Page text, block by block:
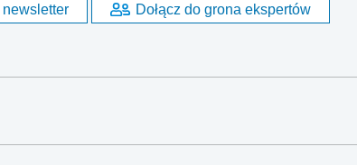
Dołącz do grona ekspertów